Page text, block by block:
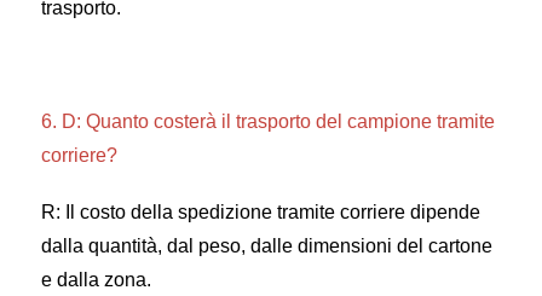
trasporto.
6. D: Quanto costerà il trasporto del campione tramite
corriere?
R: Il costo della spedizione tramite corriere dipende
dalla quantità, dal peso, dalle dimensioni del cartone
e dalla zona.